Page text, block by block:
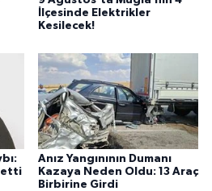
İlçesinde Elektrikler
Kesilecek!
Anız Yangınının Dumanı
Kazaya Neden Oldu: 13 Araç
Birbirine Girdi